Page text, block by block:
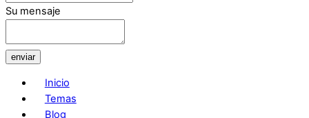
Su mensaje
enviar
Inicio
Temas
Blog